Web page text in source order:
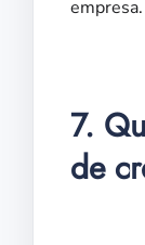
empresa.
7.
de